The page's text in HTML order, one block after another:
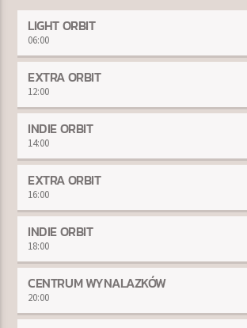
LIGHT ORBIT
06:00
EXTRA ORBIT
12:00
INDIE ORBIT
14:00
EXTRA ORBIT
16:00
INDIE ORBIT
18:00
CENTRUM WYNALAZKÓW
20:00